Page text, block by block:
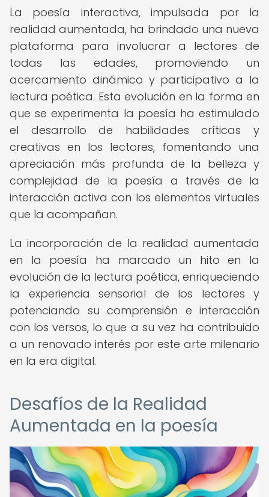
La poesía interactiva, impulsada por la
realidad aumentada, ha brindado una nueva
plataforma para involucrar a lectores de
todas las edades, promoviendo un
acercamiento dinámico y participativo a la
lectura poética. Esta evolución en la forma en
que se experimenta la poesía ha estimulado
el desarrollo de habilidades críticas y
creativas en los lectores, fomentando una
apreciación más profunda de la belleza y
complejidad de la poesía a través de la
interacción activa con los elementos virtuales
que la acompañan.
La incorporación de la realidad aumentada
en la poesía ha marcado un hito en la
evolución de la lectura poética, enriqueciendo
la experiencia sensorial de los lectores y
potenciando su comprensión e interacción
con los versos, lo que a su vez ha contribuido
a un renovado interés por este arte milenario
en la era digital.
Desafíos de la Realidad
Aumentada en la poesía